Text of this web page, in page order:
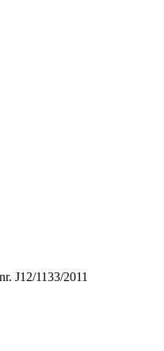
J12/1133/2011